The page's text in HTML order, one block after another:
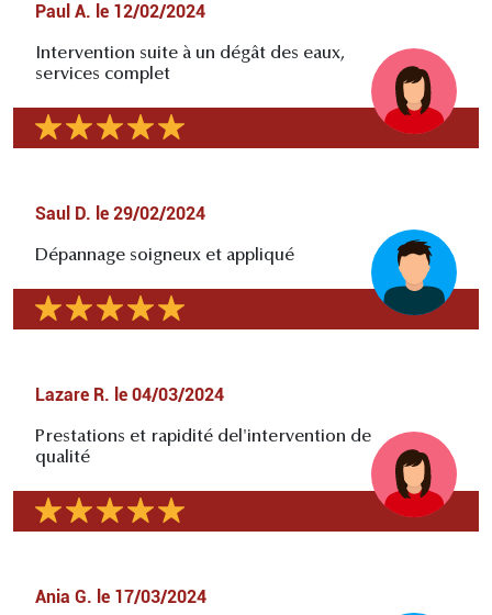
Paul A. le 12/02/2024
Intervention suite à un dégât des eaux,
services complet
Saul D. le 29/02/2024
Dépannage soigneux et appliqué
Lazare R. le 04/03/2024
Prestations et rapidité del'intervention de
qualité
Ania G. le 17/03/2024